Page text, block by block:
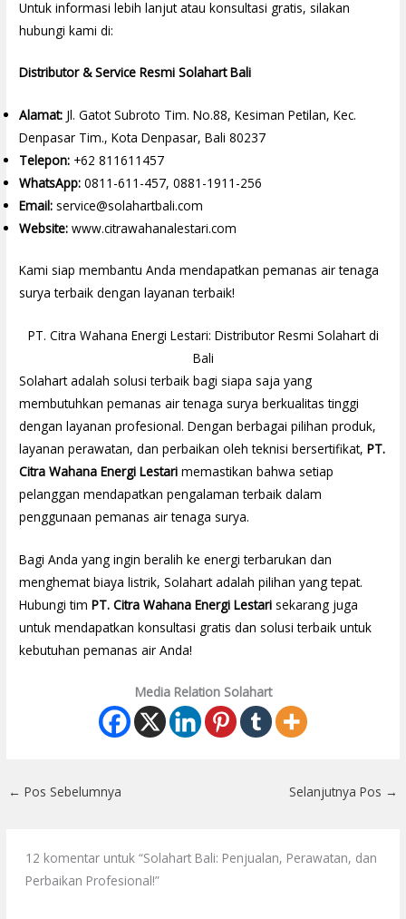
Untuk informasi lebih lanjut atau konsultasi gratis, silakan
hubungi kami di:
Distributor & Service Resmi Solahart Bali
Alamat: Jl. Gatot Subroto Tim. No.88, Kesiman Petilan, Kec.
Denpasar Tim., Kota Denpasar, Bali 80237
Telepon: +62 811611457
WhatsApp: 0811-611-457, 0881-1911-256
Email: service@solahartbali.com
Website: www.citrawahanalestari.com
Kami siap membantu Anda mendapatkan pemanas air tenaga
surya terbaik dengan layanan terbaik!
PT. Citra Wahana Energi Lestari: Distributor Resmi Solahart di
Bali
Solahart adalah solusi terbaik bagi siapa saja yang
membutuhkan pemanas air tenaga surya berkualitas tinggi
dengan layanan profesional. Dengan berbagai pilihan produk,
layanan perawatan, dan perbaikan oleh teknisi bersertifikat,PT.
Citra Wahana Energi Lestarimemastikan bahwa setiap
pelanggan mendapatkan pengalaman terbaik dalam
penggunaan pemanas air tenaga surya.
Bagi Anda yang ingin beralih ke energi terbarukan dan
menghemat biaya listrik, Solahart adalah pilihan yang tepat.
Hubungi timPT. Citra Wahana Energi Lestari sekarang juga
untuk mendapatkan konsultasi gratis dan solusi terbaik untuk
kebutuhan pemanas air Anda!
Media Relation Solahart
← Pos Sebelumnya Selanjutnya Pos →
12 komentar untuk “Solahart Bali: Penjualan, Perawatan, dan
Perbaikan Profesional!”